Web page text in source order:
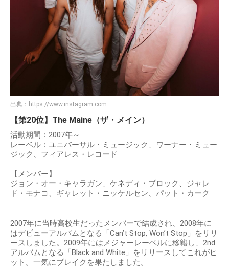
出典： https://www.instagram.com
【第20位】The Maine（ザ・メイン）
活動期間：2007年～
レーベル：ユニバーサル・ミュージック、ワーナー・ミュー
ジック、フィアレス・レコード
【メンバー】
ジョン・オー・キャラガン、ケネディ・ブロック、ジャレ
ド・モナコ、ギャレット・ニッケルセン、パット・カーク
2007年に当時高校生だったメンバーで結成され、2008年に
はデビューアルバムとなる「Can’t Stop, Won’t Stop」をリリ
ースしました。2009年にはメジャーレーベルに移籍し、2nd
アルバムとなる「Black and White」をリリースしてこれがヒ
ット。一気にブレイクを果たしました。